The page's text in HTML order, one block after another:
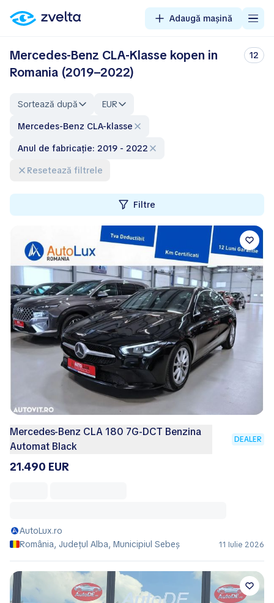
Adaugă mașină
Mercedes-Benz CLA-Klasse kopen in
Romania (2019–2022)
12
Sortează după
EUR
Mercedes-Benz CLA-klasse
Anul de fabricație: 2019 - 2022
Resetează filtrele
Filtre
Mercedes-Benz CLA 180 7G-DCT Benzina
Automat Black
DEALER
21.490 EUR
AutoLux.ro
România, Județul Alba, Municipiul Sebeş
11 Iulie 2026